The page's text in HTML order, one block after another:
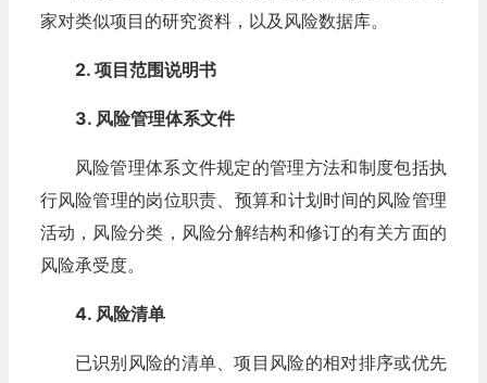
家对类似项目的研究资料，以及风险数据库。
2. 项目范围说明书
3. 风险管理体系文件
风险管理体系文件规定的管理方法和制度包括执
行风险管理的岗位职责、预算和计划时间的风险管理
活动，风险分类，风险分解结构和修订的有关方面的
风险承受度。
4. 风险清单
已识别风险的清单、项目风险的相对排序或优先